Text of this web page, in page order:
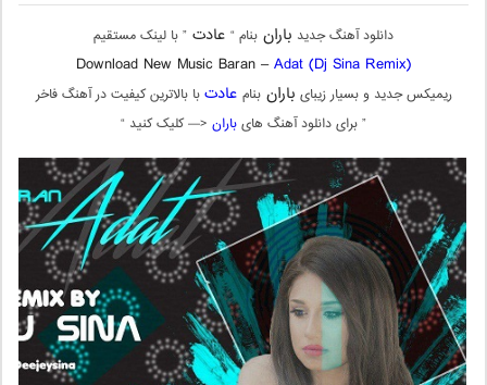
دانلود آهنگ جدید باران بنام “ عادت ” با لینک مستقیم
Download New Music Baran –Adat (Dj Sina Remix)
ریمیکس جدید و بسیار زیبای بارانبنام عادتبا بالاترین کیفیت در آهنگ فاخر
” برای دانلود آهنگ هایباران <— کلیک کنید “